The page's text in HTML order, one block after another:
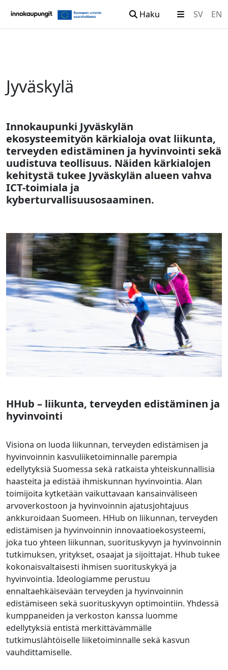
Haku SV EN
Jyväskylä
Innokaupunki Jyväskylän
ekosysteemityön kärkialoja ovat liikunta,
terveyden edistäminen ja hyvinvointi sekä
uudistuva teollisuus. Näiden kärkialojen
kehitystä tukee Jyväskylän alueen vahva
ICT-toimiala ja
kyberturvallisuusosaaminen.
HHub – liikunta, terveyden edistäminen ja
hyvinvointi
Visiona on luoda liikunnan, terveyden edistämisen ja
hyvinvoinnin kasvuliiketoiminnalle parempia
edellytyksiä Suomessa sekä ratkaista yhteiskunnallisia
haasteita ja edistää ihmiskunnan hyvinvointia. Alan
toimijoita kytketään vaikuttavaan kansainväliseen
arvoverkostoon ja hyvinvoinnin ajatusjohtajuus
ankkuroidaan Suomeen. HHub on liikunnan, terveyden
edistämisen ja hyvinvoinnin innovaatioekosysteemi,
joka tuo yhteen liikunnan, suorituskyvyn ja hyvinvoinnin
tutkimuksen, yritykset, osaajat ja sijoittajat. Hhub tukee
kokonaisvaltaisesti ihmisen suorituskykyä ja
hyvinvointia. Ideologiamme perustuu
ennaltaehkäisevään terveyden ja hyvinvoinnin
edistämiseen sekä suorituskyvyn optimointiin. Yhdessä
kumppaneiden ja verkoston kanssa luomme
edellytyksiä entistä merkittävämmälle
tutkimuslähtöiselle liiketoiminnalle sekä kasvun
vauhdittamiselle.